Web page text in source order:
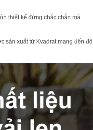
thiết kế đứng chắc chắn mà
sản xuất từ Kvadrat mang đến độ